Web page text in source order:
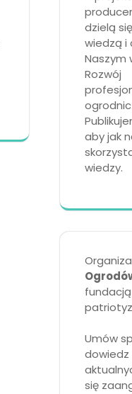
dzielą
wiedzą i
Naszym
Rozwój
aby jak
wiedzy.
Umów
dowiedz
się